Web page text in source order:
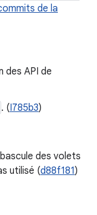
de la
des API de
. (I785b3)
des volets
utilisé (d88f181)